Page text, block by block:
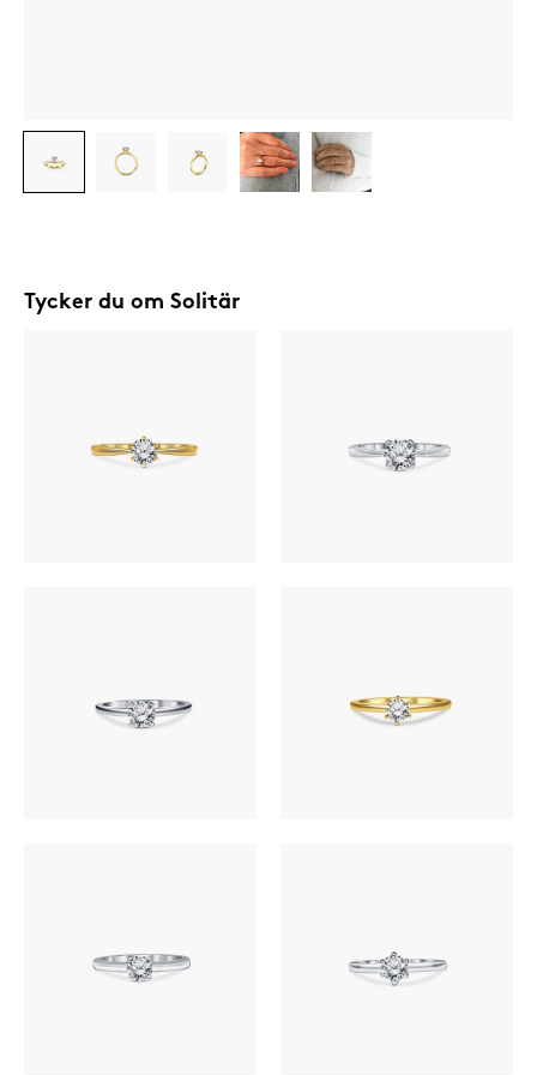
Tycker du om Solitär